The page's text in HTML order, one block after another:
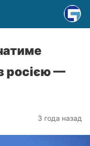
росією —
3 года назад